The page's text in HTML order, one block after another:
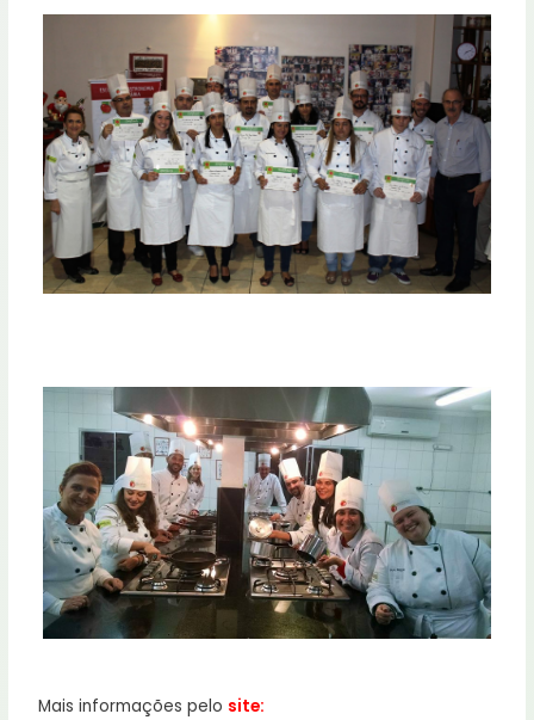
Mais informações pelo site: